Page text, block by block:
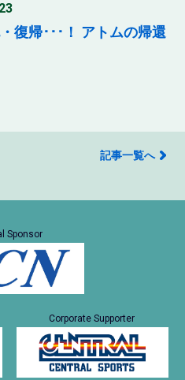
復帰･･･！ アトムの帰還
記事一覧へ
Sponsor
Corporate Supporter